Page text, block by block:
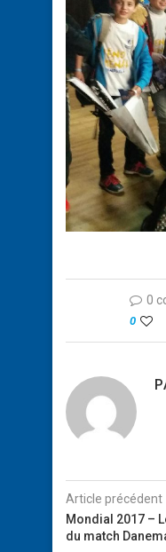
0
0
Article précédent
Mondial 2017 –
du match